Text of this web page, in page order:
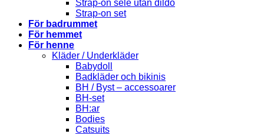
Strap-on sele utan dildo
Strap-on set
För badrummet
För hemmet
För henne
Kläder / Underkläder
Babydoll
Badkläder och bikinis
BH / Byst – accessoarer
BH-set
BH:ar
Bodies
Catsuits